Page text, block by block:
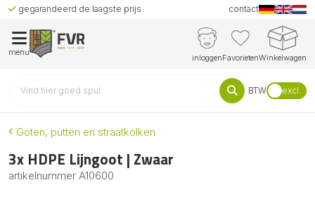
gegarandeerd de laagste prijs contact
menu
inloggenFavorietenWinkelwagen
BTW excl.
Goten, putten en straatkolken
3x HDPE Lijngoot | Zwaar
artikelnummer A10600